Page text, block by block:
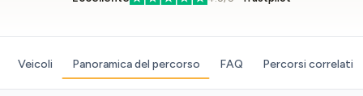
Veicoli Panoramica del percorso FAQ Percorsi correlati